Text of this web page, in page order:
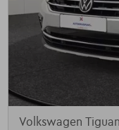
Volkswagen Tiguan